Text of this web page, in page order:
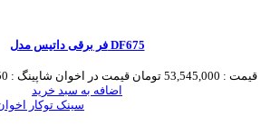
فر برقی داتیس مدل DF675
قیمت : 53,545,000 تومان قیمت در اخوان شاپینگ :
اضافه به سبد خرید